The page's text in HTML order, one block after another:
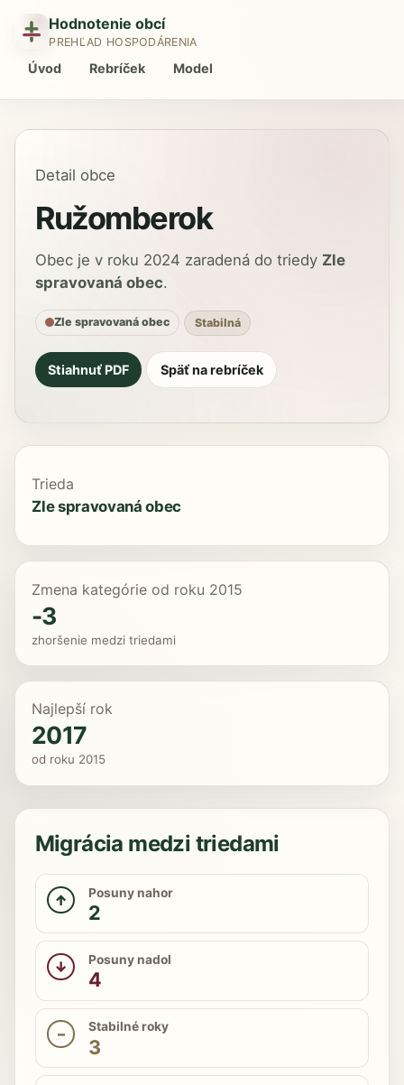
Hodnotenie obcí
PREHĽAD HOSPODÁRENIA
Úvod Rebríček Model
Detail obce
Ružomberok
Obec je v roku 2024 zaradená do triedy Zle
spravovaná obec.
Zle spravovaná obec Stabilná
Stiahnuť PDF Späť na rebríček
Trieda
Zle spravovaná obec
Zmena kategórie od roku 2015
-3
zhoršenie medzi triedami
Najlepší rok
2017
od roku 2015
Migrácia medzi triedami
↑ Posuny nahor
2
↓ Posuny nadol
4
– Stabilné roky
3